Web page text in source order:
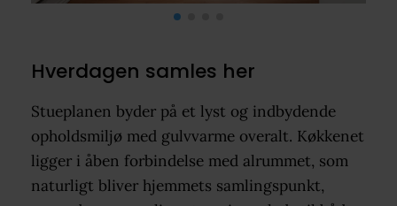
Hverdagen samles her
Stueplanen byder på et lyst og indbydende
opholdsmiljø med gulvvarme overalt. Køkkenet
ligger i åben forbindelse med alrummet, som
naturligt bliver hjemmets samlingspunkt,